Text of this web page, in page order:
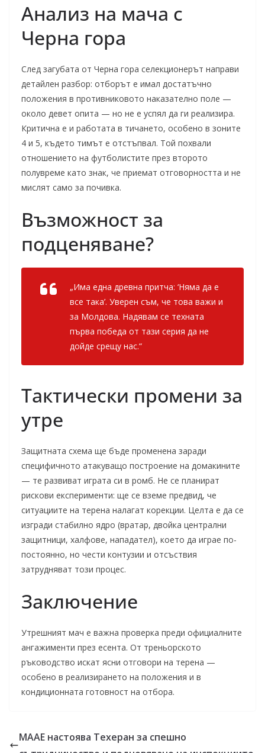
Анализ на мача с
Черна гора
След загубата от Черна гора селекционерът направи
детайлен разбор: отборът е имал достатъчно
положения в противниковото наказателно поле —
около девет опита — но не е успял да ги реализира.
Критична е и работата в тичането, особено в зоните
4 и 5, където тимът е отстъпвал. Той похвали
отношението на футболистите през второто
полувреме като знак, че приемат отговорността и не
мислят само за почивка.
Възможност за
подценяване?
„Има една древна притча: ‘Няма да е
все така’. Уверен съм, че това важи и
за Молдова. Надявам се техната
първа победа от тази серия да не
дойде срещу нас.“
Тактически промени за
утре
Защитната схема ще бъде променена заради
специфичното атакуващо построение на домакините
— те развиват играта си в ромб. Не се планират
рискови експерименти: ще се вземе предвид, че
ситуациите на терена налагат корекции. Целта е да се
изгради стабилно ядро (вратар, двойка централни
защитници, халфове, нападател), което да играе по-
постоянно, но чести контузии и отсъствия
затрудняват този процес.
Заключение
Утрешният мач е важна проверка преди официалните
ангажименти през есента. От треньорското
ръководство искат ясни отговори на терена —
особено в реализирането на положения и в
кондиционната готовност на отбора.
МААЕ настоява Техеран за спешно